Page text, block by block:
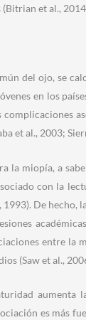
et al.,
del ojo, se
en los
et al., 2003;
la miopía, a
con la
De hecho,
entre
(Saw et al.,
es más